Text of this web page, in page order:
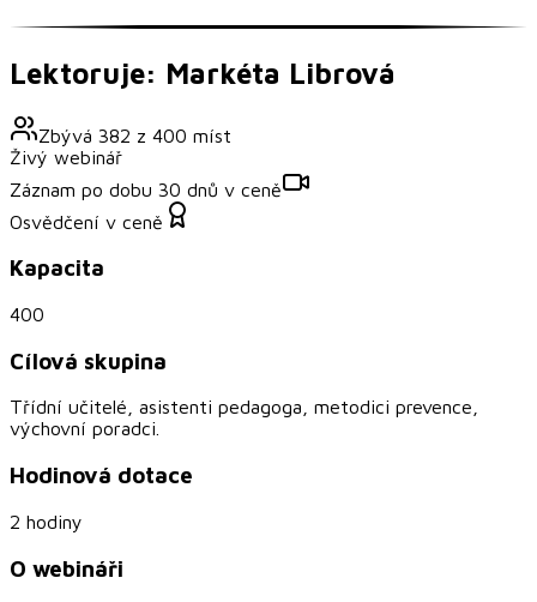
Lektoruje: Markéta Librová
Zbývá 382 z 400 míst
Živý webinář
Záznam po dobu 30 dnů v ceně
Osvědčení v ceně
Kapacita
400
Cílová skupina
Třídní učitelé, asistenti pedagoga, metodici prevence,
výchovní poradci.
Hodinová dotace
2 hodiny
O webináři